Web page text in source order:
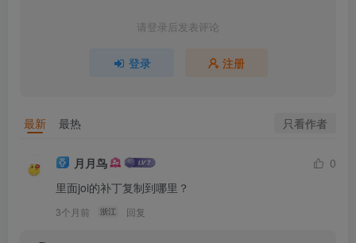
请登录后发表评论
登录 注册
最新 最热 只看作者
月月鸟
0
里面joi的补丁复制到哪里？
3个月前 浙江 回复